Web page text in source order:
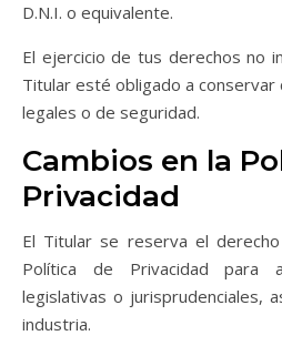
D.N.I. o equivalente.
El ejercicio de tus derechos no
Titular esté obligado a
legales o de seguridad.
Cambios en la
Privacidad
El Titular se reserva el
Política de Privacidad para
legislativas o jurisprudenciales,
industria.